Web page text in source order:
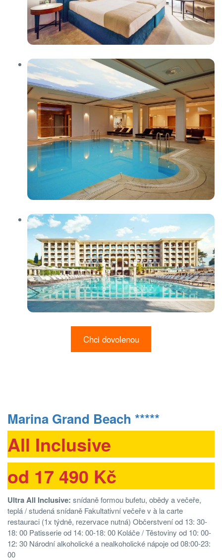
Chci dovolenou
Marina Grand Beach *****
All Inclusive
od 17 490 Kč
Ultra All Inclusive: snídaně formou bufetu, obědy a večeře,
teplá / studená snídaně Fakultativní večeře v à la carte
restauraci (1x týdně, rezervace nutná) Občerstvení od 13: 30-
18: 00 Patisserie od 14: 00-18: 00 Koláče / Těstoviny od 10: 00-
12: 30 Národní alkoholické a nealkoholické nápoje od 08:00-23:
00